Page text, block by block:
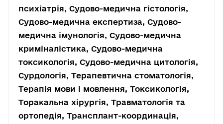
психіатрія, Судово-медична гістологія,
Судово-медична експертиза, Судово-
медична імунологія, Судово-медична
криміналістика, Судово-медична
токсикологія, Судово-медична цитологія,
Сурдологія, Терапевтична стоматологія,
Терапія мови і мовлення, Токсикологія,
Торакальна хірургія, Травматологія та
ортопедія, Трансплант-координація,